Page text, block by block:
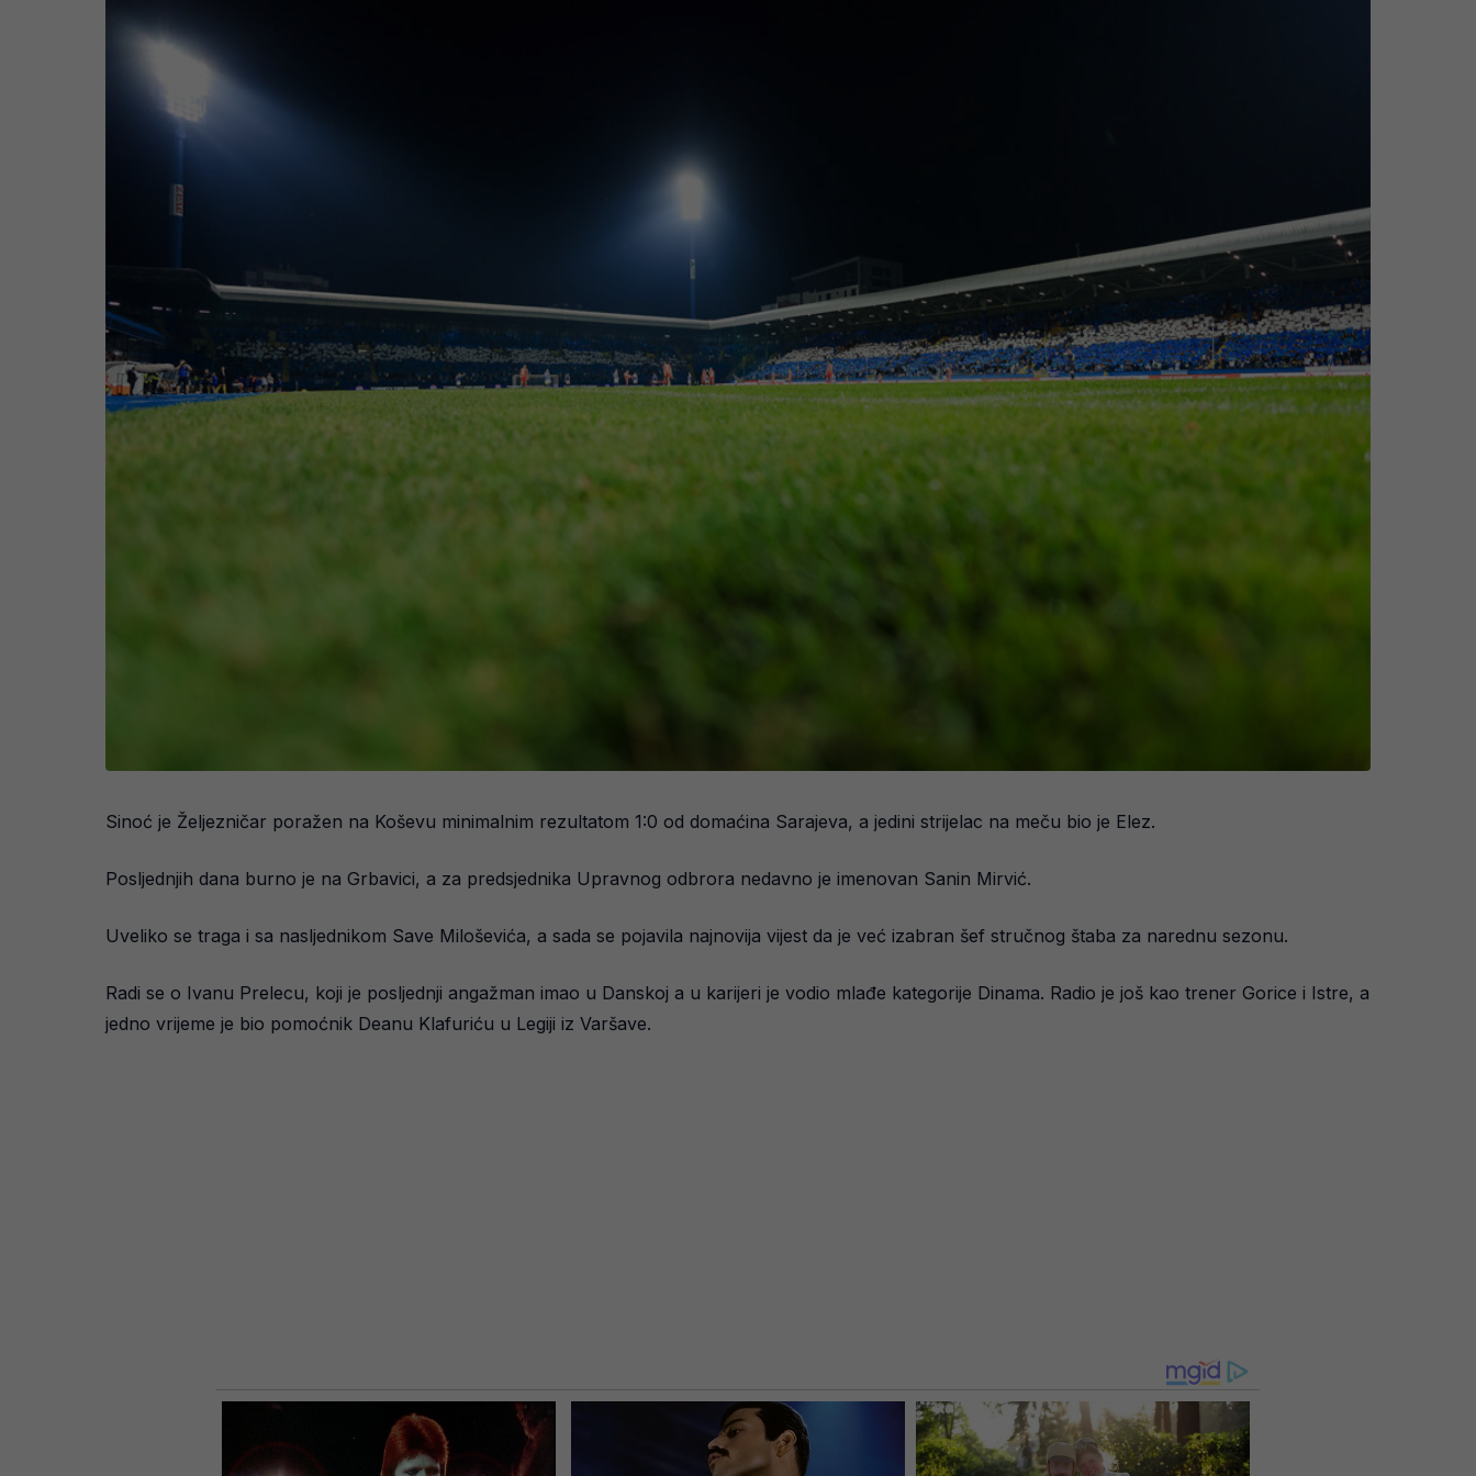
Sinoć je Željezničar poražen na Koševu minimalnim rezultatom 1:0 od domaćina Sarajeva, a jedini strijelac na meču bio je Elez.
Posljednjih dana burno je na Grbavici, a za predsjednika Upravnog odbrora nedavno je imenovan Sanin Mirvić.
Uveliko se traga i sa nasljednikom Save Miloševića, a sada se pojavila najnovija vijest da je već izabran šef stručnog štaba za narednu sezonu.
Radi se o Ivanu Prelecu, koji je posljednji angažman imao u Danskoj a u karijeri je vodio mlađe kategorije Dinama. Radio je još kao trener Gorice i Istre, a
jedno vrijeme je bio pomoćnik Deanu Klafuriću u Legiji iz Varšave.